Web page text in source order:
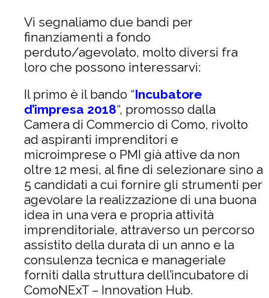
Vi segnaliamo due bandi per
finanziamenti a fondo
perduto/agevolato, molto diversi fra
loro che possono interessarvi:
Il primo è il bando “Incubatore
d’impresa 2018“, promosso dalla
Camera di Commercio di Como, rivolto
ad aspiranti imprenditori e
microimprese o PMI già attive da non
oltre 12 mesi, al fine di selezionare sino a
5 candidati a cui fornire gli strumenti per
agevolare la realizzazione di una buona
idea in una vera e propria attività
imprenditoriale, attraverso un percorso
assistito della durata di un anno e la
consulenza tecnica e manageriale
forniti dalla struttura dell’incubatore di
ComoNExT – Innovation Hub.